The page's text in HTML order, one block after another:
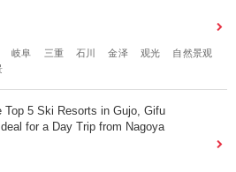
岐阜 三重 石川 金泽 观光
自然景观
Top 5 Ski Resorts in Gujo, Gifu
for a Day Trip from Nagoya